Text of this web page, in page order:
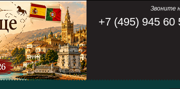
Звоните
+7 (495) 945 60